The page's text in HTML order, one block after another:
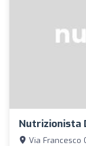
Nutrizionista
Via Francesco